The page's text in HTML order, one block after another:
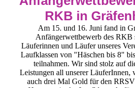
RKB in
Am 15. und 16. Juni fand in
Anfängerwettbewerb des RKB
Läuferinnen und Läufer unseres
Laufklassen von "Häschen bis 8"
teilnahmen. Wir sind stolz auf
Leistungen all unserer LäuferInnen,
auch drei Mal Gold für den